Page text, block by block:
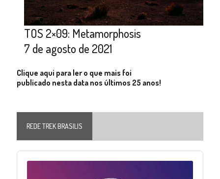
TOS 2×09: Metamorphosis
7 de agosto de 2021
Clique aqui para ler o que mais foi
publicado nesta data nos últimos 25 anos!
REDE TREK BRASILIS
Audio
Player